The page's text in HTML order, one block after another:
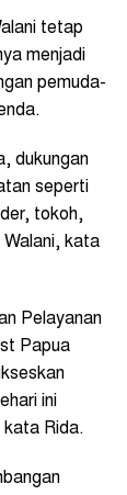
tetap
menjadi
pemuda-
dukungan
seperti
tokoh,
kata
Pelayanan
Papua
ini
kata Rida.